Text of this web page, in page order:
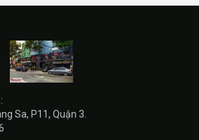
Sa, P11, Quận 3.